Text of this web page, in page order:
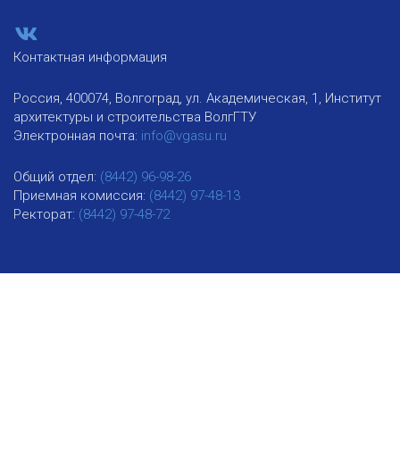
Контактная информация
Россия, 400074, Волгоград, ул. Академическая, 1, Институт
архитектуры и строительства ВолгГТУ
Электронная почта: info@vgasu.ru
Общий отдел: (8442) 96-98-26
Приемная комиссия: (8442) 97-48-13
Ректорат: (8442) 97-48-72